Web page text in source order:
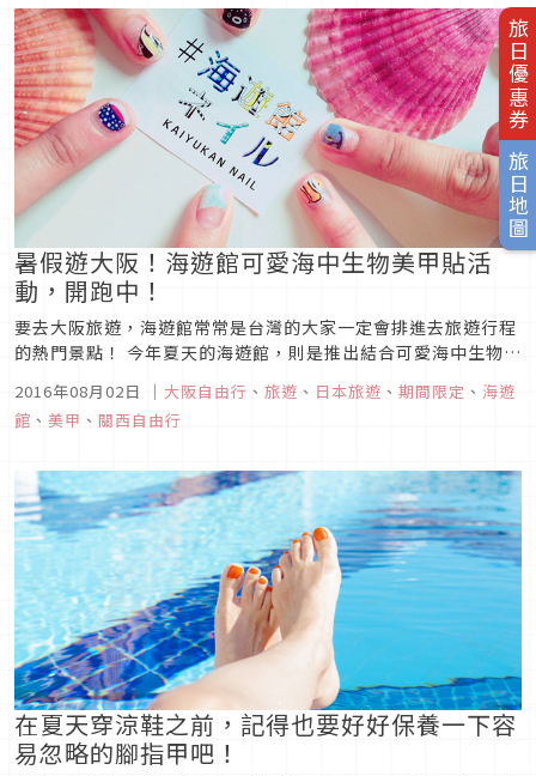
旅日優惠券
旅日地圖
暑假遊大阪！海遊館可愛海中生物美甲貼活
動，開跑中！
要去大阪旅遊，海遊館常常是台灣的大家一定會排進去旅遊行程
的熱門景點！ 今年夏天的海遊館，則是推出結合可愛海中生物圖
2016年08月02日 ｜ 大阪自由行 、 旅遊 、 日本旅遊 、 期間限定 、 海遊
館 、 美甲 、 關西自由行
在夏天穿涼鞋之前，記得也要好好保養一下容
易忽略的腳指甲吧！